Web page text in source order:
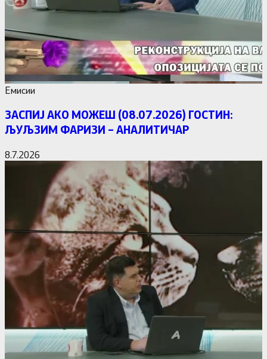
Емисии
ЗАСПИЈ АКО МОЖЕШ (08.07.2026) ГОСТИН:
ЉУЉЗИМ ФАРИЗИ – АНАЛИТИЧАР
8.7.2026